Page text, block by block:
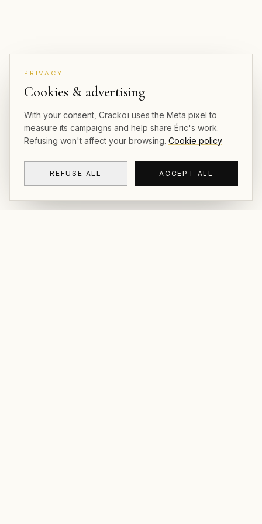
PRIVACY
Cookies & advertising
With your consent, Crackoï uses the Meta pixel to
measure its campaigns and help share Éric's work.
Refusing won't affect your browsing. Cookie policy
REFUSE ALL ACCEPT ALL